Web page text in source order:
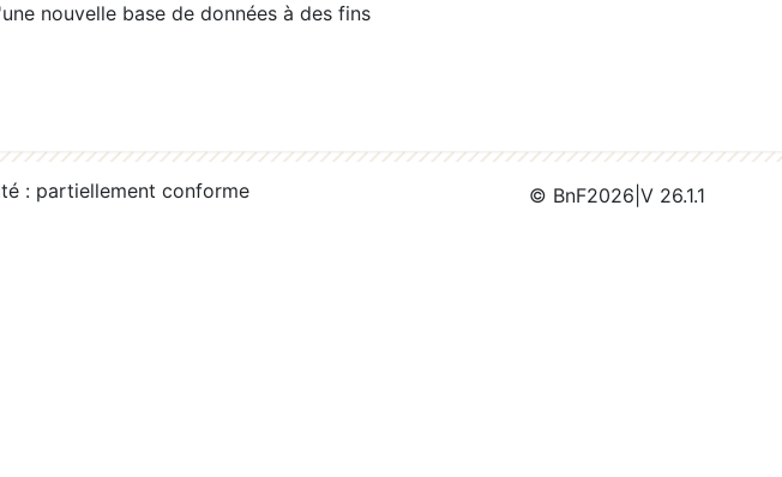
nouvelle base de données à des fins
: partiellement conforme © BnF2026 V 26.1.1